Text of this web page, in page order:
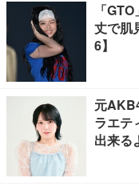
「
丈で肌
6】
元
ラエテ
出来る